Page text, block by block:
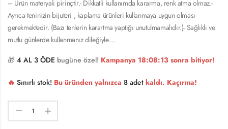
– Ürün materyali pirinçtir.- Dikkatli kullanımda kararma, renk atma olmaz.-
Ayrıca teninizin bijuteri , kaplama ürünleri kullanmaya uygun olması
gerekmektedir. (Bazı tenlerin karartma yaptığı unutulmamalıdır.)- Sağlıklı ve
mutlu günlerde kullanmanız dileğiyle…
🎁 4 AL 3 ÖDE bugüne özel! Kampanya 18:08:13 sonra bitiyor!
🔥 Sınırlı stok! Bu üründen yalnızca 8 adet kaldı. Kaçırma!